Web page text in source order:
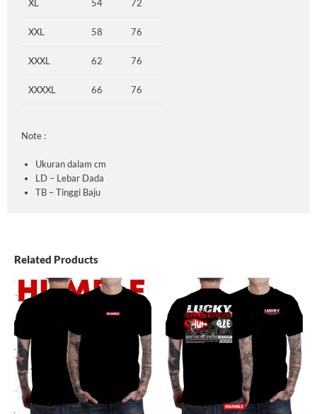
XL 54 72
XXL 58 76
XXXL 62 76
XXXXL 66 76
Note :
Ukuran dalam cm
LD – Lebar Dada
TB – Tinggi Baju
Related Products